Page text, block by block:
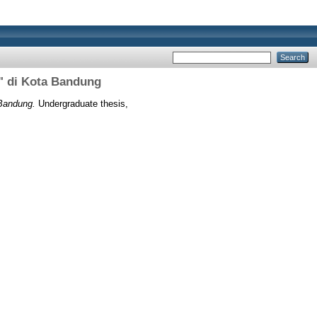
di Kota Bandung
Undergraduate thesis,